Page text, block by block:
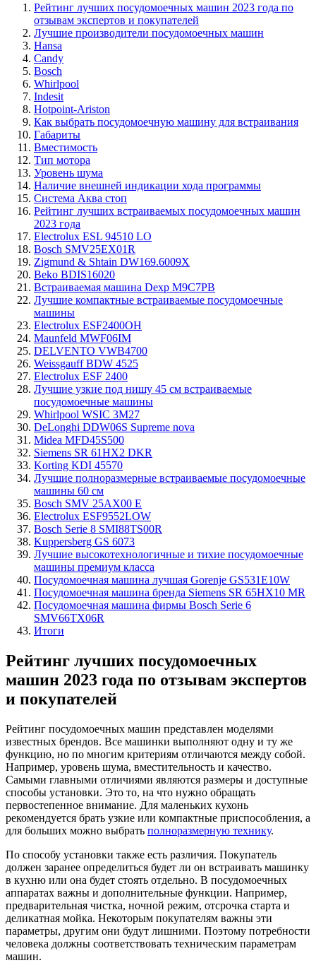
Рейтинг лучших посудомоечных машин 2023 года по
отзывам экспертов и покупателей
Лучшие производители посудомоечных машин
Hansa
Candy
Bosch
Whirlpool
Indesit
Hotpoint-Ariston
Как выбрать посудомоечную машину для встраивания
Габариты
Вместимость
Тип мотора
Уровень шума
Наличие внешней индикации хода программы
Система Аква стоп
Рейтинг лучших встраиваемых посудомоечных машин
2023 года
Electrolux ESL 94510 LO
Bosch SMV25EX01R
Zigmund & Shtain DW169.6009X
Beko BDIS16020
Встраиваемая машина Dexp M9C7PB
Лучшие компактные встраиваемые посудомоечные
машины
Electrolux ESF2400OH
Maunfeld MWF06IM
DELVENTO VWB4700
Weissgauff BDW 4525
Electrolux ESF 2400
Лучшие узкие под нишу 45 см встраиваемые
посудомоечные машины
Whirlpool WSIC 3M27
DeLonghi DDW06S Supreme nova
Midea MFD45S500
Siemens SR 61HX2 DKR
Korting KDI 45570
Лучшие полноразмерные встраиваемые посудомоечные
машины 60 см
Bosch SMV 25AX00 E
Еlectrolux ESF9552LOW
Bosch Serie 8 SMI88TS00R
Kuppersberg GS 6073
Лучшие высокотехнологичные и тихие посудомоечные
машины премиум класса
Посудомоечная машина лучшая Gorenje GS531E10W
Посудомоечная машина бренда Siemens SR 65HX10 MR
Посудомоечная машина фирмы Bosch Serie 6
SMV66TX06R
Итоги
Рейтинг лучших посудомоечных
машин 2023 года по отзывам экспертов
и покупателей
Рейтинг посудомоечных машин представлен моделями
известных брендов. Все машинки выполняют одну и ту же
функцию, но по многим критериям отличаются между собой.
Например, уровень шума, вместительность и качество.
Самыми главными отличиями являются размеры и доступные
способы установки. Это то, на что нужно обращать
первостепенное внимание. Для маленьких кухонь
рекомендуется брать узкие или компактные приспособления, а
для больших можно выбрать полноразмерную технику.
По способу установки также есть различия. Покупатель
должен заранее определиться будет ли он встраивать машинку
в кухню или она будет стоять отдельно. В посудомоечных
аппаратах важны и дополнительные функции. Например,
предварительная чистка, ночной режим, отсрочка старта и
деликатная мойка. Некоторым покупателям важны эти
параметры, другим они будут лишними. Поэтому потребности
человека должны соответствовать техническим параметрам
машин.